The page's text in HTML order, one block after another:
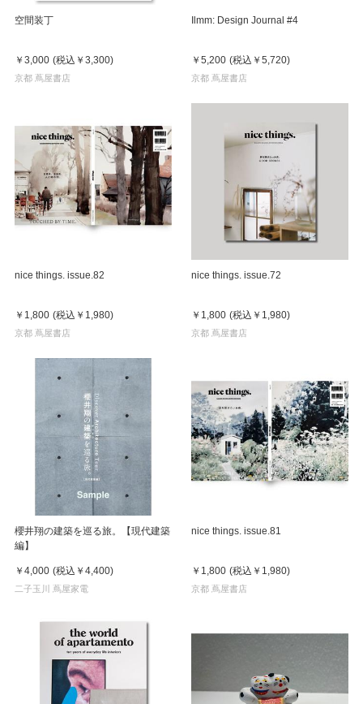
空間装丁
￥3,000 (税込 ￥3,300)
京都 蔦屋書店
Ilmm: Design Journal #4
￥5,200 (税込 ￥5,720)
京都 蔦屋書店
nice things. issue.82
￥1,800 (税込 ￥1,980)
京都 蔦屋書店
nice things. issue.72
￥1,800 (税込 ￥1,980)
京都 蔦屋書店
櫻井翔の建築を巡る旅。【現代建築
編】
￥4,000 (税込 ￥4,400)
二子玉川 蔦屋家電
nice things. issue.81
￥1,800 (税込 ￥1,980)
京都 蔦屋書店